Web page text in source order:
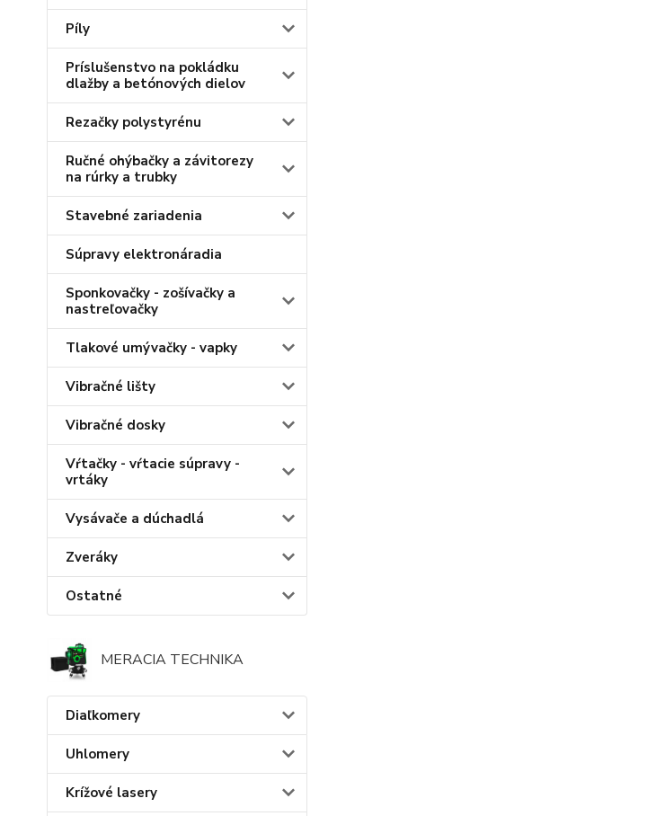
Píly
Príslušenstvo na pokládku
dlažby a betónových dielov
Rezačky polystyrénu
Ručné ohýbačky a závitorezy
na rúrky a trubky
Stavebné zariadenia
Súpravy elektronáradia
Sponkovačky - zošívačky a
nastreľovačky
Tlakové umývačky - vapky
Vibračné lišty
Vibračné dosky
Vŕtačky - vŕtacie súpravy -
vrtáky
Vysávače a dúchadlá
Zveráky
Ostatné
MERACIA TECHNIKA
Diaľkomery
Uhlomery
Krížové lasery